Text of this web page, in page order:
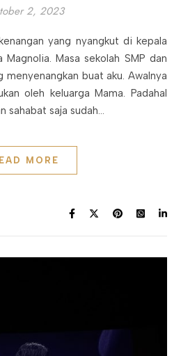
2, 2023
Masa sekolah SMP dan
menyenangkan buat aku. Awalnya
oleh keluarga Mama. Padahal
sahabat saja sudah…
MORE